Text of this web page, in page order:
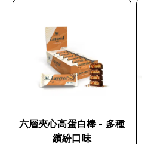
六層夾心高蛋白棒 - 多種
繽紛口味